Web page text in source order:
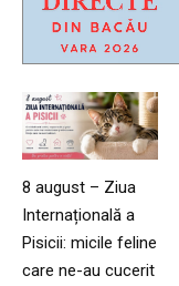
8 august – Ziua
Internațională a
Pisicii: micile feline
care ne-au cucerit